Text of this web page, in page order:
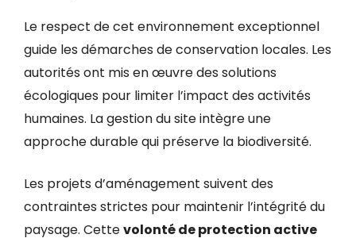
Le respect de cet environnement exceptionnel
guide les démarches de conservation locales. Les
autorités ont mis en œuvre des solutions
écologiques pour limiter l’impact des activités
humaines. La gestion du site intègre une
approche durable qui préserve la biodiversité.
Les projets d’aménagement suivent des
contraintes strictes pour maintenir l’intégrité du
paysage. Cettevolonté de protection active